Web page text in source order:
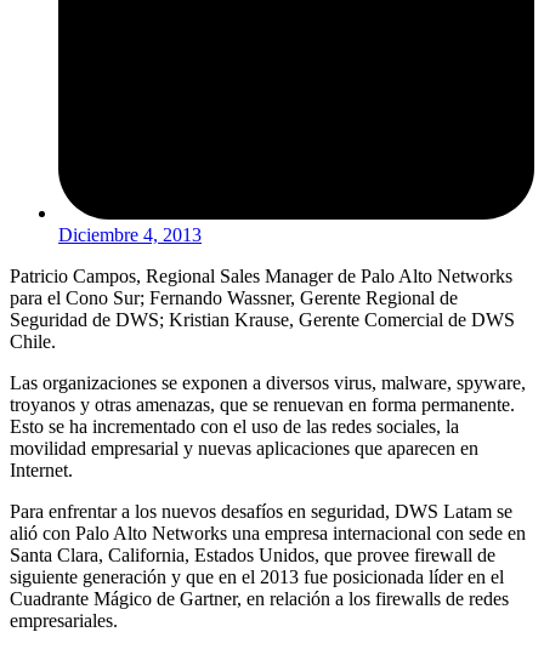
Diciembre 4, 2013
Patricio Campos, Regional Sales Manager de Palo Alto Networks
para el Cono Sur; Fernando Wassner, Gerente Regional de
Seguridad de DWS; Kristian Krause, Gerente Comercial de DWS
Chile.
Las organizaciones se exponen a diversos virus, malware, spyware,
troyanos y otras amenazas, que se renuevan en forma permanente.
Esto se ha incrementado con el uso de las redes sociales, la
movilidad empresarial y nuevas aplicaciones que aparecen en
Internet.
Para enfrentar a los nuevos desafíos en seguridad, DWS Latam se
alió con Palo Alto Networks una empresa internacional con sede en
Santa Clara, California, Estados Unidos, que provee firewall de
siguiente generación y que en el 2013 fue posicionada líder en el
Cuadrante Mágico de Gartner, en relación a los firewalls de redes
empresariales.